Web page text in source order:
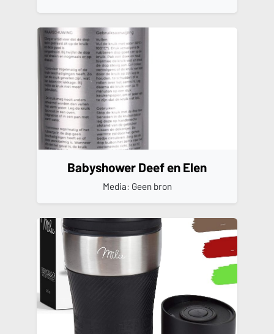
Babyshower Deef en Elen
Media: Geen bron